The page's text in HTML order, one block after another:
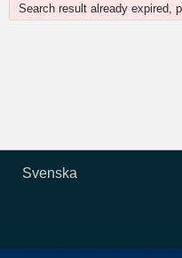
Search result already expired,
Svenska